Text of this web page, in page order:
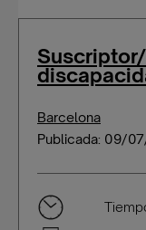
Barcelona
Publicada: 09/